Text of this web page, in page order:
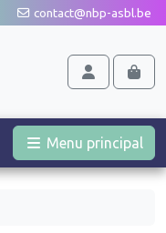
contact@nbp-asbl.be
Account
Cart
Menu principal